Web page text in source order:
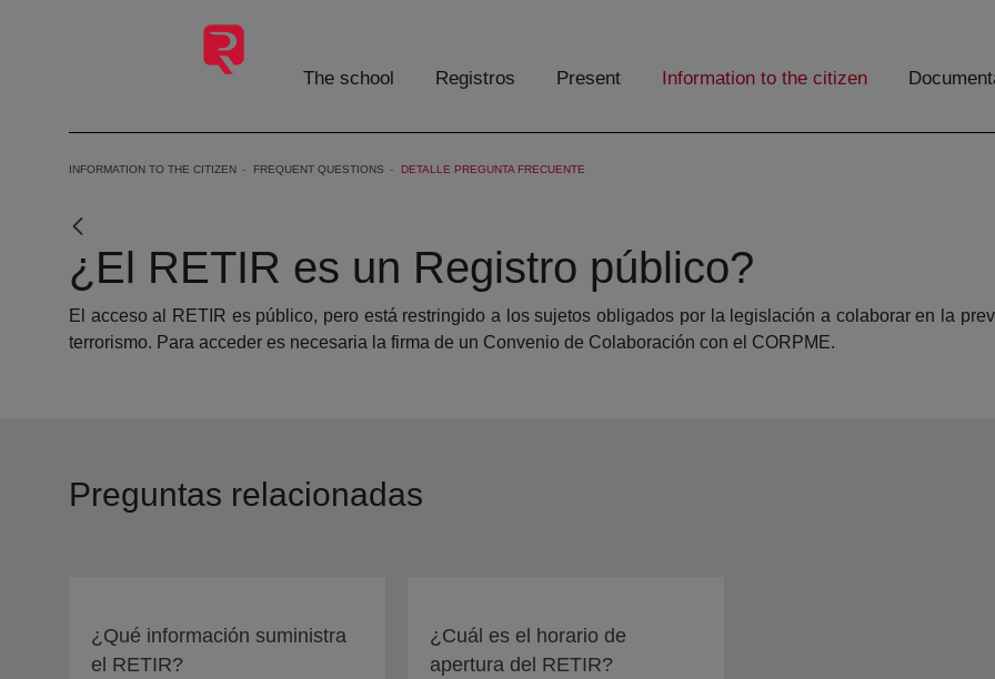
The school Registros Present Information to the citizen
INFORMATION TO THE CITIZEN FREQUENT QUESTIONS DETALLE PREGUNTA FRECUENTE
¿El RETIR es un Registro público?
El acceso al RETIR es público, pero está restringido a los sujetos obligados por la legislación a colaborar en la
terrorismo. Para acceder es necesaria la firma de un Convenio de Colaboración con el CORPME.
Preguntas relacionadas
¿Qué información suministra
el RETIR?
¿Cuál es el horario de
apertura del RETIR?